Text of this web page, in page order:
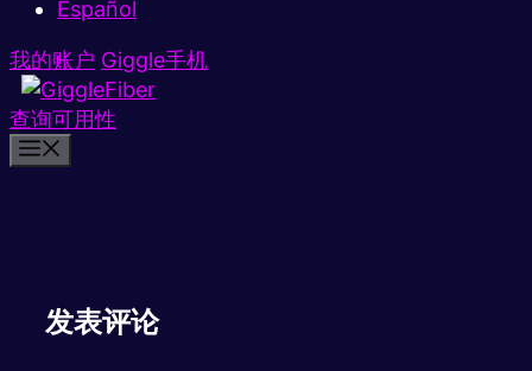
Español
我的账户 Giggle手机
查询可用性
发表评论